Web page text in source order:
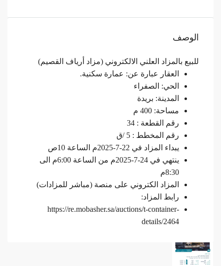
الوصف
للبيع بالمزاد العلني الالكتروني (مزاد أرياف القصيم)
العقار عبارة عن: عمارة سكنية.
الحي: الصفراء
المدينة: بريدة
مساحة: 400 م
رقم القطعة : 34
رقم المخطط : 5 /ق
يبداء المزاد في 22-7-2025م الساعة 10ص
ينتهي في 24-7-2025م من الساعة 6:00م الى
8:30م
المزاد الكتروني على منصة (مباشر للمزادات)
رابط المزاد:
https://re.mobasher.sa/auctions/t-container-
details/2464